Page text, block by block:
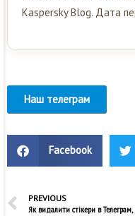
Kaspersky Blog. Дата
Наш телеграм
Facebook
PREVIOUS